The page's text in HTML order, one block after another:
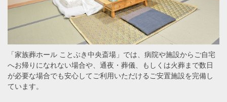
「家族葬ホール ことぶき中央斎場」では、病院や施設からご自宅
へお帰りになれない場合や、通夜・葬儀、もしくは火葬まで数日
が必要な場合でも安心してご利用いただけるご安置施設を完備し
ています。